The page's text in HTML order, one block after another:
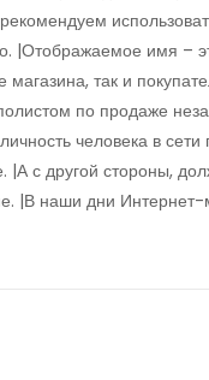
|Отображаемое имя
так и
по продаже
человека в
с другой стороны,
|В наши дни Интернет-